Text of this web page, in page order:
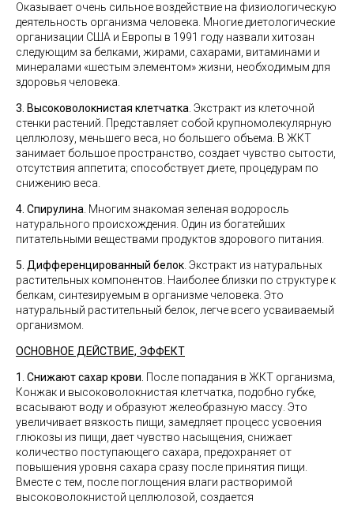
Оказывает очень сильное воздействие на физиологическую
деятельность организма человека. Многие диетологические
организации США и Европы в 1991 году назвали хитозан
следующим за белками, жирами, сахарами, витаминами и
минералами «шестым элементом» жизни, необходимым для
здоровья человека.
3. Высоковолокнистая клетчатка . Экстракт из клеточной
стенки растений. Представляет собой крупномолекулярную
целлюлозу, меньшего веса, но большего объема. В ЖКТ
занимает большое пространство, создает чувство сытости,
отсутствия аппетита; способствует диете, процедурам по
снижению веса.
4. Спирулина . Многим знакомая зеленая водоросль
натурального происхождения. Один из богатейших
питательными веществами продуктов здорового питания.
5. Дифференцированный белок . Экстракт из натуральных
растительных компонентов. Наиболее близки по структуре к
белкам, синтезируемым в организме человека. Это
натуральный растительный белок, легче всего усваиваемый
организмом.
ОСНОВНОЕ ДЕЙСТВИЕ, ЭФФЕКТ
1. Снижают сахар крови. После попадания в ЖКТ организма,
Конжак и высоковолокнистая клетчатка, подобно губке,
всасывают воду и образуют желеобразную массу. Это
увеличивает вязкость пищи, замедляет процесс усвоения
глюкозы из пищи, дает чувство насыщения, снижает
количество поступающего сахара, предохраняет от
повышения уровня сахара сразу после принятия пищи.
Вместе с тем, после поглощения влаги растворимой
высоковолокнистой целлюлозой, создается